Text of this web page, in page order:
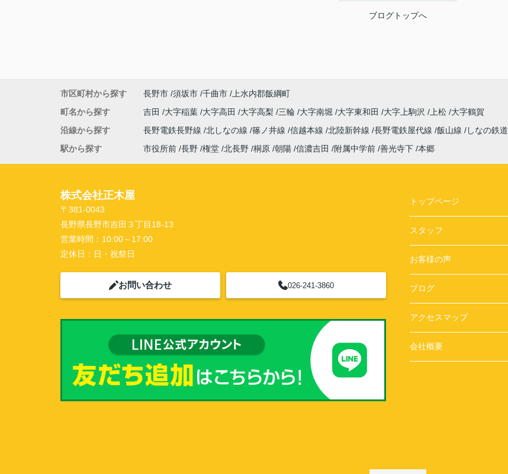
ブログトップへ
市区町村から探す 長野市 須坂市 千曲市
上水内郡飯綱町
町名から探す
吉田 大字稲葉 大字高田 大字高梨 三輪 大字南堀 大字東和田 大字上駒沢 上松 大字鶴賀
沿線から探す
長野電鉄長野線 北しなの線 篠ノ井線 信越本線 北陸新幹線 長野電鉄屋代線 飯山線
しなの鉄道
駅から探す
市役所前 長野 権堂 北長野 桐原 朝陽 信濃吉田 附属中学前 善光寺下 本郷
株式会社正木屋
〒381-0043
長野県長野市吉田３丁目18-13
営業時間： 10:00～17:00
定休日： 日・祝祭日
お問い合わせ 026-241-3860
トップページ
スタッフ
お客様の声
ブログ
アクセスマップ
会社概要